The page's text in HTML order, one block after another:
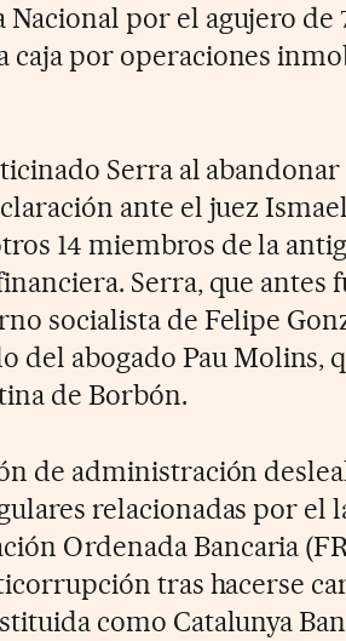
por el agujero de
caja por operaciones
Serra al abandonar
ante el juez
14 miembros de la
Serra, que antes
socialista de Felipe
del abogado Pau Molins,
de Borbón.
de administración
relacionadas por el
Ordenada Bancaria
tras hacerse
como Catalunya